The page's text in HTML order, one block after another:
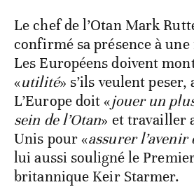
Le chef de l’Otan Mark
confirmé sa présence à
Les Européens doivent
«utilité» s’ils veulent
L’Europe doit «jouer un
sein de l’Otan» et travailler
Unis pour «assurer l’avenir
lui aussi souligné le
britannique Keir Starmer.